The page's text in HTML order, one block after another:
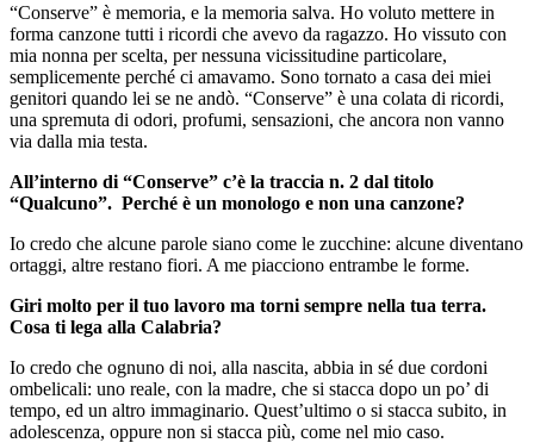
“Conserve” è memoria, e la memoria salva. Ho voluto mettere in
forma canzone tutti i ricordi che avevo da ragazzo. Ho vissuto con
mia nonna per scelta, per nessuna vicissitudine particolare,
semplicemente perché ci amavamo. Sono tornato a casa dei miei
genitori quando lei se ne andò. “Conserve” è una colata di ricordi,
una spremuta di odori, profumi, sensazioni, che ancora non vanno
via dalla mia testa.
All’interno di “Conserve” c’è la traccia n. 2 dal titolo
“Qualcuno”. Perché è un monologo e non una canzone?
Io credo che alcune parole siano come le zucchine: alcune diventano
ortaggi, altre restano fiori. A me piacciono entrambe le forme.
Giri molto per il tuo lavoro ma torni sempre nella tua terra.
Cosa ti lega alla Calabria?
Io credo che ognuno di noi, alla nascita, abbia in sé due cordoni
ombelicali: uno reale, con la madre, che si stacca dopo un po’ di
tempo, ed un altro immaginario. Quest’ultimo o si stacca subito, in
adolescenza, oppure non si stacca più, come nel mio caso.